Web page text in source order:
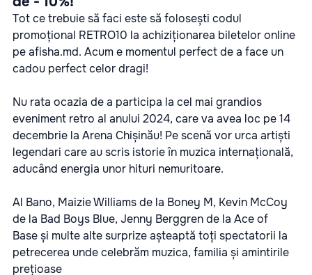
Tot ce trebuie să faci este să folosești codul
promoțional RETRO10 la achiziționarea biletelor online
peafisha.md. Acum e momentul perfect de a face un
cadou perfect celor dragi!
Nu rata ocazia de a participa la cel mai grandios
eveniment retro al anului 2024, care va avea loc pe 14
decembrie la Arena Chișinău! Pe scenă vor urca artiști
legendari care au scris istorie în muzica internațională,
aducând energia unor hituri nemuritoare.
Al Bano, Maizie Williams de la Boney M, Kevin McCoy
de la Bad Boys Blue, Jenny Berggren de la Ace of
Baseși multe alte surprize așteaptă toți spectatorii la
petrecerea unde celebrăm muzica, familia și amintirile
prețioase